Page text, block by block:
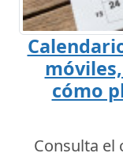
cómo
Consulta el